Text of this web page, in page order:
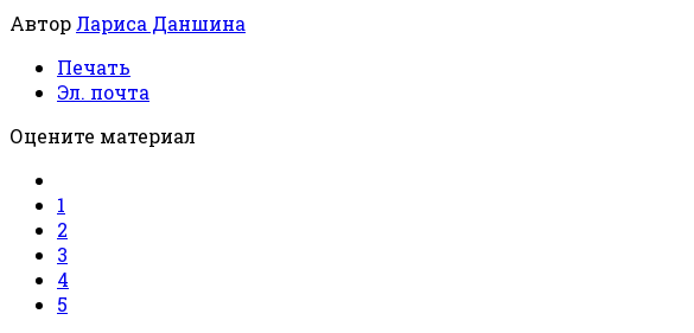
Автор Лариса Даншина
Печать
Эл. почта
Оцените материал
1
2
3
4
5